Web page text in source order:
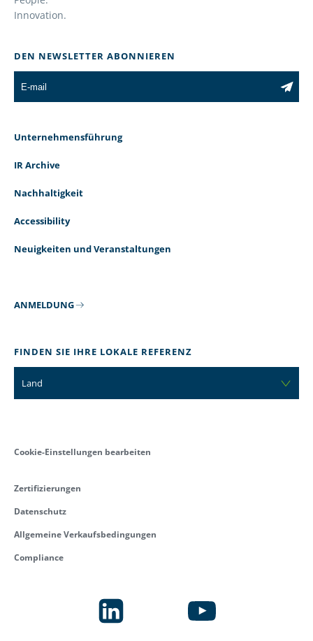
Innovation.
DEN NEWSLETTER ABONNIEREN
Unternehmensführung
IR Archive
Nachhaltigkeit
Accessibility
Neuigkeiten und Veranstaltungen
ANMELDUNG
FINDEN SIE IHRE LOKALE REFERENZ
Land
Cookie-Einstellungen bearbeiten
Zertifizierungen
Datenschutz
Allgemeine Verkaufsbedingungen
Compliance